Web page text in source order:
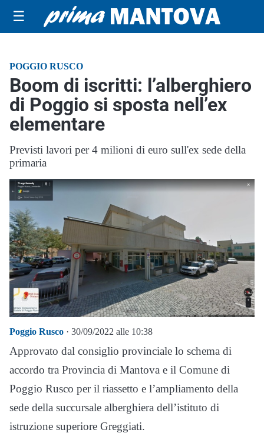
☰
POGGIO RUSCO
Boom di iscritti: l’alberghiero
di Poggio si sposta nell’ex
elementare
Previsti lavori per 4 milioni di euro sull'ex sede della
primaria
Poggio Rusco · 30/09/2022 alle 10:38
Approvato dal consiglio provinciale lo schema di
accordo tra Provincia di Mantova e il Comune di
Poggio Rusco per il riassetto e l’ampliamento della
sede della succursale alberghiera dell’istituto di
istruzione superiore Greggiati.